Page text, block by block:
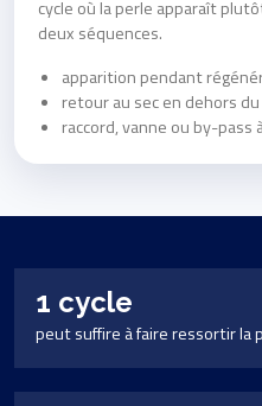
cycle où la perle apparaît
deux séquences.
apparition pendant
retour au sec en dehors du
raccord, vanne ou by-pass
1 cycle
peut suffire à faire ressortir la